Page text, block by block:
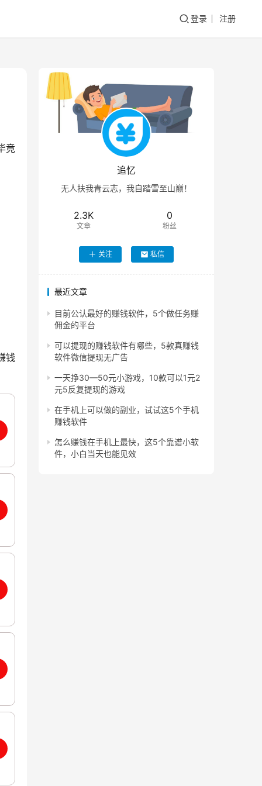
登录 注册
竟
钱
追忆
无人扶我青云志，我自踏雪至山巅！
2.3K
文章
0
粉丝
关注 私信
最近文章
目前公认最好的赚钱软件，5个做任务赚
佣金的平台
可以提现的赚钱软件有哪些，5款真赚钱
软件微信提现无广告
一天挣30—50元小游戏，10款可以1元2
元5反复提现的游戏
在手机上可以做的副业，试试这5个手机
赚钱软件
怎么赚钱在手机上最快，这5个靠谱小软
件，小白当天也能见效